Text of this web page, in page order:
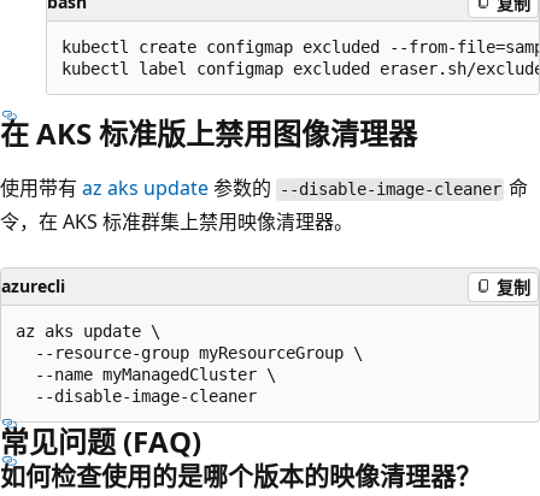
kubectl create configmap excluded --from-
在 AKS 标准版上禁用图像清理器
使用带有 az aks update参数的 --disable-image-cleaner 命
令，在 AKS 标准群集上禁用映像清理器。
azurecli 复制
az aks update \
  --resource-group myResourceGroup \
  --name myManagedCluster \
常见问题 (FAQ)
如何检查使用的是哪个版本的映像清理器？